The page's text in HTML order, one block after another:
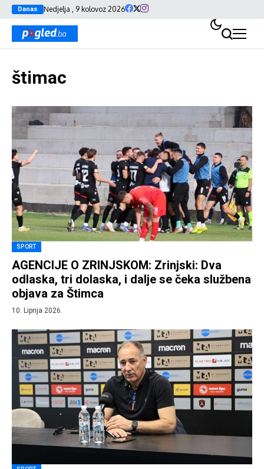
Danas Nedjelja , 9 kolovoz 2026
štimac
SPORT
AGENCIJE O ZRINJSKOM: Zrinjski: Dva
odlaska, tri dolaska, i dalje se čeka službena
objava za Štimca
10. Lipnja 2026.